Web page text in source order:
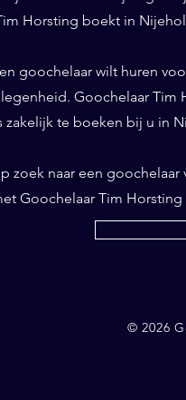
Horsting boekt in
goochelaar wilt huren
Goochelaar Tim
zakelijk te boeken bij u in
zoek naar een
Goochelaar Tim Horsting
© 2026